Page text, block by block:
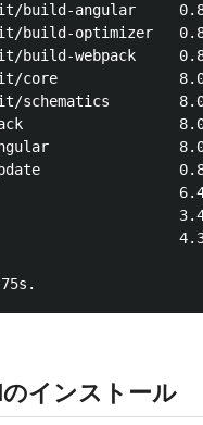
build-angular
build-optimizer
build-webpack
core
schematics
angular
update
インストール